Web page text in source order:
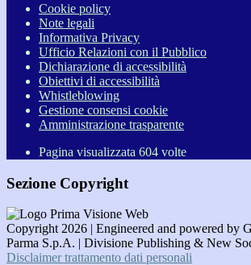
Cookie policy
Note legali
Informativa Privacy
Ufficio Relazioni con il Pubblico
Dichiarazione di accessibilità
Obiettivi di accessibilità
Whistleblowing
Gestione consensi cookie
Amministrazione trasparente
Pagina visualizzata 604 volte
Sezione Copyright
Copyright 2026 | Engineered and powered by
Parma S.p.A. | Divisione Publishing & New
Disclaimer trattamento dati personali